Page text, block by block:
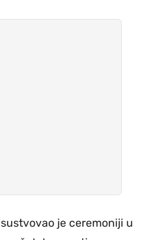
je ceremoniji u